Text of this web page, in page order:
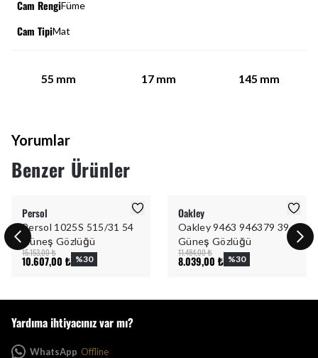
Cam RengiFüme
Cam TipiMat
55 mm 17 mm 145 mm
Yorumlar
Benzer Ürünler
Persol
Persol 1025S 515/31 54
Güneş Gözlüğü
15.153,00 ₺
10.607,00 ₺ %30
Oakley
Oakley 9463 946379 39
Güneş Gözlüğü
11.484,00 ₺
8.039,00 ₺ %30
Yardıma ihtiyacınız var mı?
WhatsApp Offline